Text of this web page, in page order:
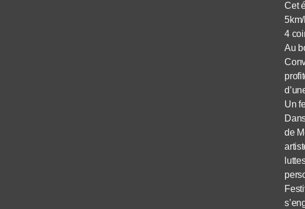
Cet
4
Au
Un
de